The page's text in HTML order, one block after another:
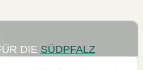
DIE SÜDPFALZ